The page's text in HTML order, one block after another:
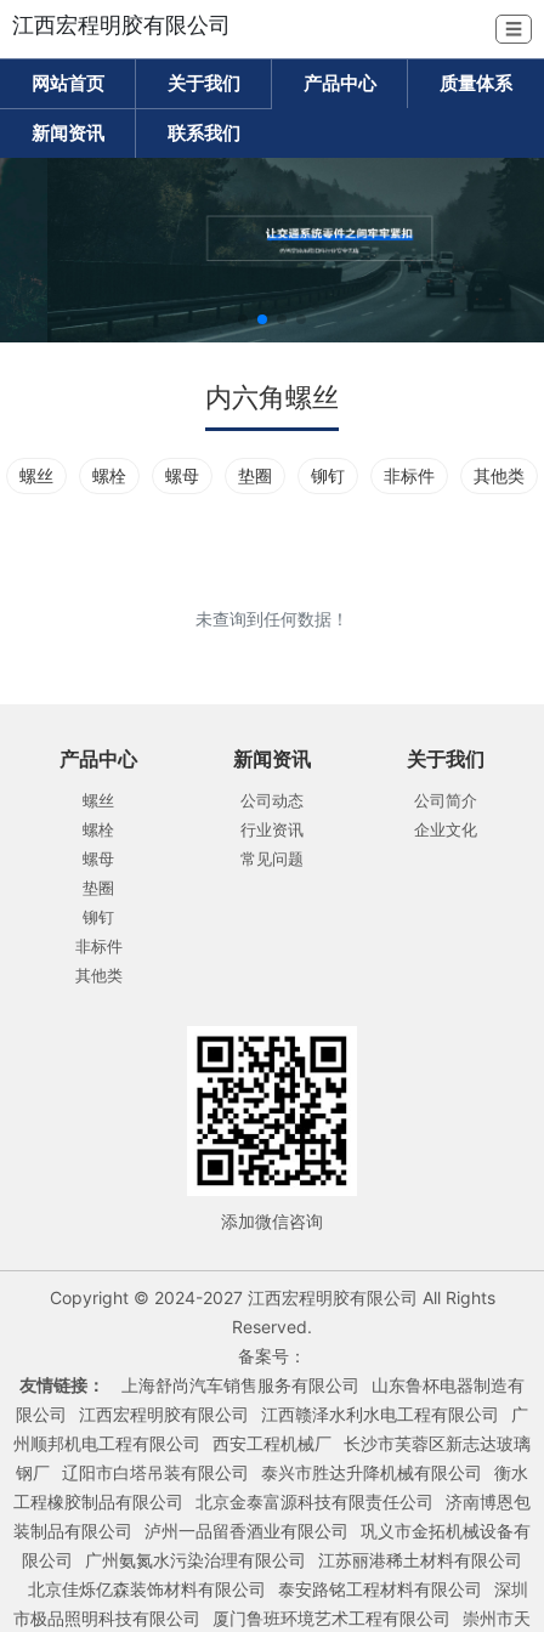
江西宏程明胶有限公司 ☰
网站首页 关于我们 产品中心 质量体系
新闻资讯 联系我们
内六角螺丝
螺丝 螺栓 螺母 垫圈 铆钉 非标件 其他类
未查询到任何数据！
产品中心
螺丝
螺栓
螺母
垫圈
铆钉
非标件
其他类
新闻资讯
公司动态
行业资讯
常见问题
关于我们
公司简介
企业文化
添加微信咨询
Copyright © 2024-2027 江西宏程明胶有限公司 All Rights
Reserved.
备案号：
友情链接：
上海舒尚汽车销售服务有限公司
山东鲁杯电器制造有
限公司
江西宏程明胶有限公司 江西赣泽水利水电工程有限公司
广
州顺邦机电工程有限公司
西安工程机械厂 长沙市芙蓉区新志达玻璃
钢厂 辽阳市白塔吊装有限公司 泰兴市胜达升降机械有限公司
衡水
工程橡胶制品有限公司
北京金泰富源科技有限责任公司
济南博恩包
装制品有限公司
泸州一品留香酒业有限公司
巩义市金拓机械设备有
限公司
广州氨氮水污染治理有限公司
江苏丽港稀土材料有限公司
北京佳烁亿森装饰材料有限公司
泰安路铭工程材料有限公司
深圳
市极品照明科技有限公司
厦门鲁班环境艺术工程有限公司 崇州市天